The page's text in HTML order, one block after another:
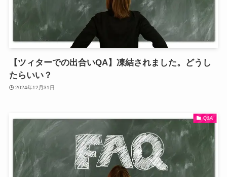
【ツィターでの出合いQA】凍結されました。どうし
たらいい？
2024年12月31日
Q&A